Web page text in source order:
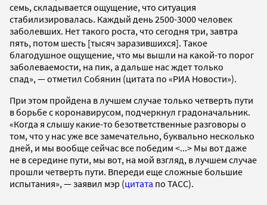
семь, складывается ощущение, что ситуация
стабилизировалась. Каждый день 2500-3000 человек
заболевших. Нет такого роста, что сегодня три, завтра
пять, потом шесть [тысяч заразившихся]. Такое
благодушное ощущение, что мы вышли на какой-то порог
заболеваемости, на пик, а дальше нас ждет только
спад», — отметил Собянин (цитата по «РИА Новости»).
При этом пройдена в лучшем случае только четверть пути
в борьбе с коронавирусом, подчеркнул градоначальник.
«Когда я слышу какие-то безответственные разговоры о
том, что у нас уже все замечательно, буквально несколько
дней, и мы вообще сейчас все победим <...> Мы вот даже
не в середине пути, мы вот, на мой взгляд, в лучшем случае
прошли четверть пути. Впереди еще сложные большие
испытания», — заявил мэр (цитата по ТАСС).